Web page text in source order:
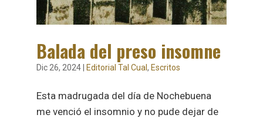
Balada del preso insomne
Dic 26, 2024| Editorial Tal Cual , Escritos
Esta madrugada del día de Nochebuena
me venció el insomnio y no pude dejar de